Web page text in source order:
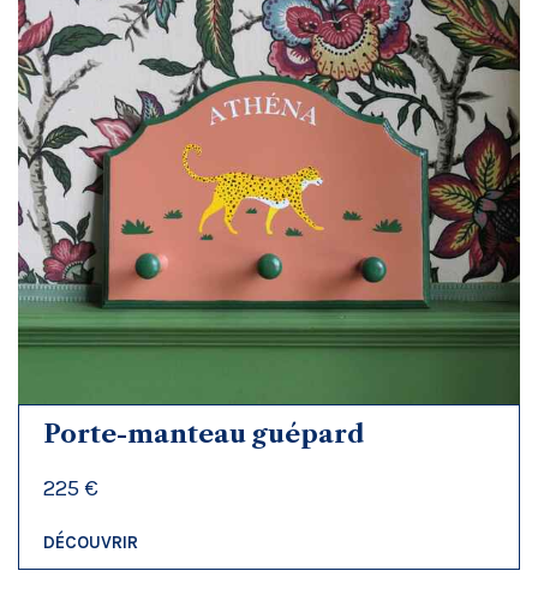
Porte-manteau guépard
225 €
DÉCOUVRIR